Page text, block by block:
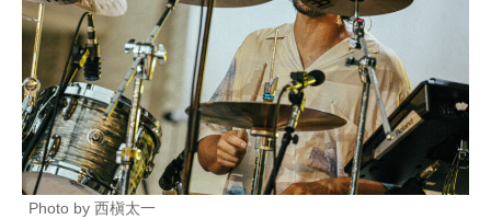
Photo by 西槇太一